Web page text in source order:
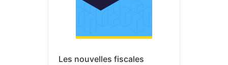
Les nouvelles fiscales